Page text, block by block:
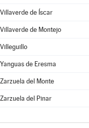
Villaverde de Íscar
Villaverde de Montejo
Villeguillo
Yanguas de Eresma
Zarzuela del Monte
Zarzuela del Pinar